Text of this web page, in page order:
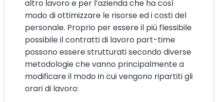
altro lavoro e per l’azienda che ha così
modo di ottimizzare le risorse ed i costi del
personale. Proprio per essere il più flessibile
possibile il contratti di lavoro part-time
possono essere strutturati secondo diverse
metodologie che vanno principalmente a
modificare il modo in cui vengono ripartiti gli
orari di lavoro: